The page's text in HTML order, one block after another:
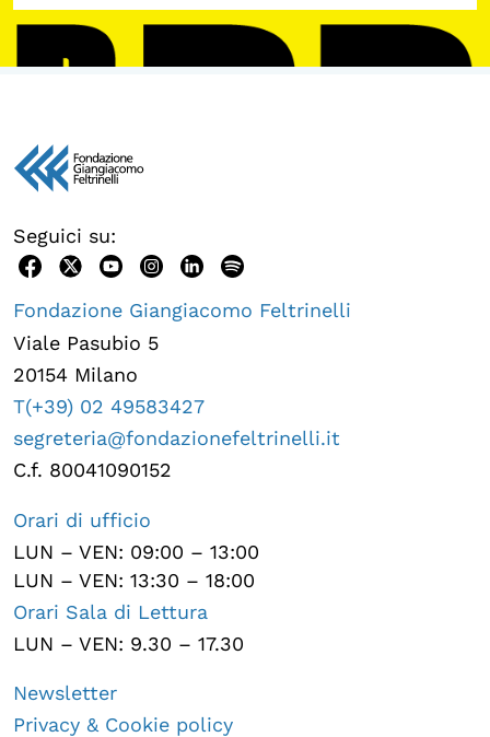
Seguici su:
Fondazione Giangiacomo Feltrinelli
Viale Pasubio 5
20154 Milano
T(+39) 02 49583427
segreteria@fondazionefeltrinelli.it
C.f. 80041090152
Orari di ufficio
LUN – VEN: 09:00 – 13:00
LUN – VEN: 13:30 – 18:00
Orari Sala di Lettura
LUN – VEN: 9.30 – 17.30
Newsletter
Privacy & Cookie policy